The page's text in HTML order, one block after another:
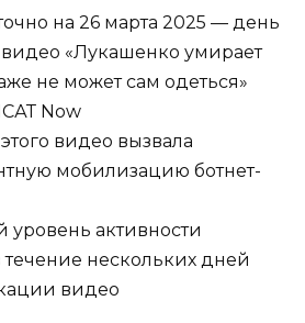
на 26 марта 2025 — день
«Лукашенко умирает
не может сам одеться»
Now
видео вызвала
мобилизацию ботнет-
активности
течение нескольких дней
видео